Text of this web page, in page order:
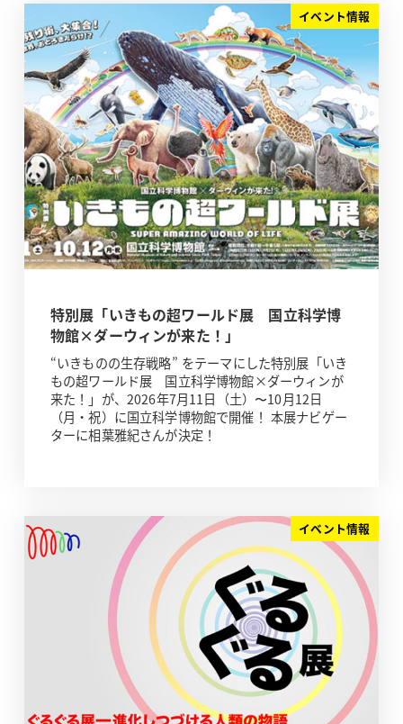
イベント情報
特別展「いきもの超ワールド展 国立科学博
物館×ダーウィンが来た！」
“いきものの生存戦略” をテーマにした特別展「いき
もの超ワールド展 国立科学博物館×ダーウィンが
来た！」が、2026年7月11日（土）〜10月12日
（月・祝）に国立科学博物館で開催！ 本展ナビゲー
ターに相葉雅紀さんが決定！
イベント情報